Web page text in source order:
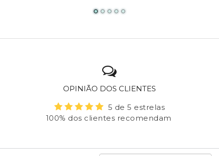
OPINIÃO DOS CLIENTES
5 de 5 estrelas
100% dos clientes recomendam